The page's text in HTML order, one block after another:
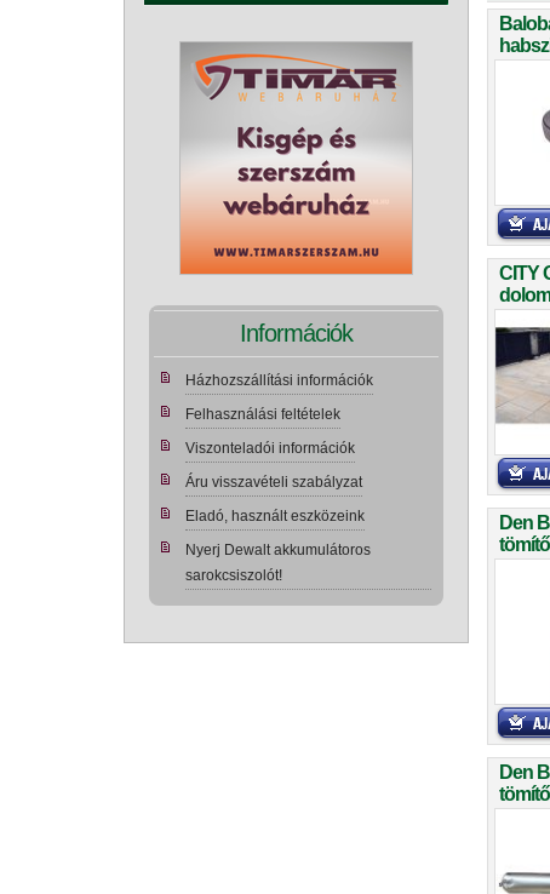
Információk
Házhozszállítási információk
Felhasználási feltételek
Viszonteladói információk
Áru visszavételi szabályzat
Eladó, használt eszközeink
Nyerj Dewalt akkumulátoros
sarokcsiszolót!
CITY
Den
Den